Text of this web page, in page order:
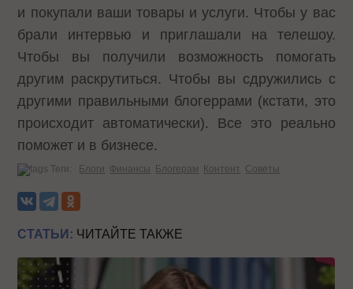
и покупали ваши товары и услуги. Чтобы у вас
брали интервью и приглашали на телешоу.
Чтобы вы получили возможность помогать
другим раскрутиться. Чтобы вы сдружились с
другими правильными блогеррами (кстати, это
происходит автоматически). Все это реально
поможет и в бизнесе.
Теги: Блоги Финансы Блогерам Контент Советы
СТАТЬИ: ЧИТАЙТЕ ТАКЖЕ